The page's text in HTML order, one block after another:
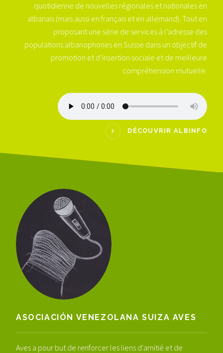
quotidienne de nouvelles régionales et nationales en
albanais (mais aussi en français et en allemand). Tout en
proposant une série de services à l’adresse des
populations albanophones en Suisse dans un objectif de
promotion et d’insertion sociale et de meilleure
compréhension mutuelle.
DÉCOUVRIR ALBINFO
ASOCIACIÓN VENEZOLANA SUIZA AVES
Aves a pour but de renforcer les liens d'amitié et de